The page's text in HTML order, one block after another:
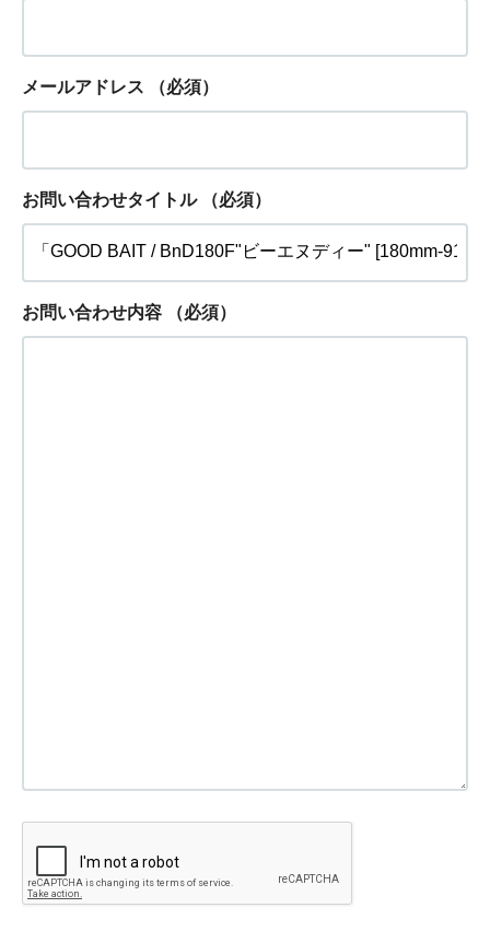
メールアドレス （必須）
お問い合わせタイトル （必須）
お問い合わせ内容 （必須）